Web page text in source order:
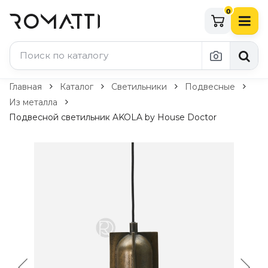
0
Каталог Romatti
Свет и освещение
Бра и настенные светильники
Комплектующие
Главная Каталог Светильники
Подвесные
Из металла
Подвесной светильник AKOLA by House Doctor